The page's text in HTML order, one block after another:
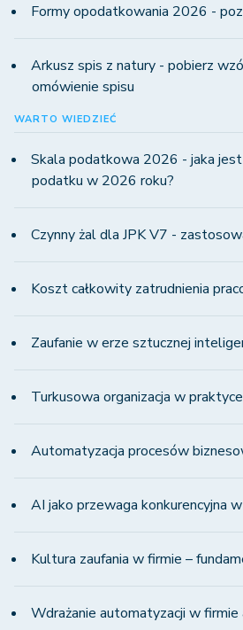
Formy opodatkowania 2026 -
Arkusz spis z natury - pobierz
omówienie spisu
WARTO WIEDZIEĆ
Skala podatkowa 2026 - jaka
podatku w 2026 roku?
Czynny żal dla JPK V7 -
Koszt całkowity zatrudnienia
Zaufanie w erze sztucznej
Turkusowa organizacja w
Automatyzacja procesów
AI jako przewaga konkurencyjna
Kultura zaufania w firmie –
Wdrażanie automatyzacji w firmie